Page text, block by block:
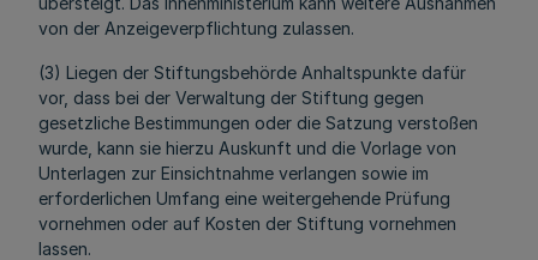
von der Anzeigeverpflichtung zulassen.
(3) Liegen der Stiftungsbehörde Anhaltspunkte dafür
vor, dass bei der Verwaltung der Stiftung gegen
gesetzliche Bestimmungen oder die Satzung verstoßen
wurde, kann sie hierzu Auskunft und die Vorlage von
Unterlagen zur Einsichtnahme verlangen sowie im
erforderlichen Umfang eine weitergehende Prüfung
vornehmen oder auf Kosten der Stiftung vornehmen
lassen.